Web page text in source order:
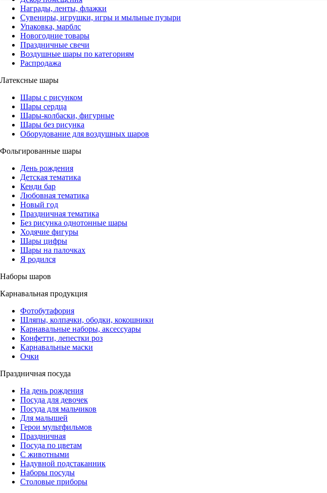
Награды, ленты, флажки
Сувениры, игрушки, игры и мыльные пузыри
Упаковка, марблс
Новогодние товары
Праздничные свечи
Воздушные шары по категориям
Распродажа
Латексные шары
Шары с рисунком
Шары сердца
Шары-колбаски, фигурные
Шары без рисунка
Оборудование для воздушных шаров
Фольгированные шары
День рождения
Детская тематика
Кенди бар
Любовная тематика
Новый год
Праздничная тематика
Без рисунка однотонные шары
Ходячие фигуры
Шары цифры
Шары на палочках
Я родился
Наборы шаров
Карнавальная продукция
Фотобутафория
Шляпы, колпачки, ободки, кокошники
Карнавальные наборы, аксессуары
Конфетти, лепестки роз
Карнавальные маски
Очки
Праздничная посуда
На день рождения
Посуда для девочек
Посуда для мальчиков
Для малышей
Герои мультфильмов
Праздничная
Посуда по цветам
С животными
Надувной подстаканник
Наборы посуды
Столовые приборы